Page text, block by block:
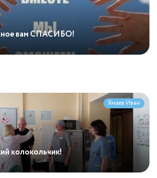
вам СПАСИБО!
вам СПАСИБО!
Максим Ананов
вам СПАСИБО!
Вера Устименко
Ямаев Иван
колокольчик!